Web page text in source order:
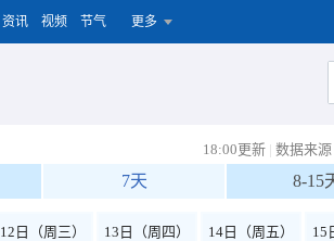
资讯 视频 节气 更多
18:00更新 | 数据来
7天 8-15
12日（周三） 13日（周四） 14日（周五） 15